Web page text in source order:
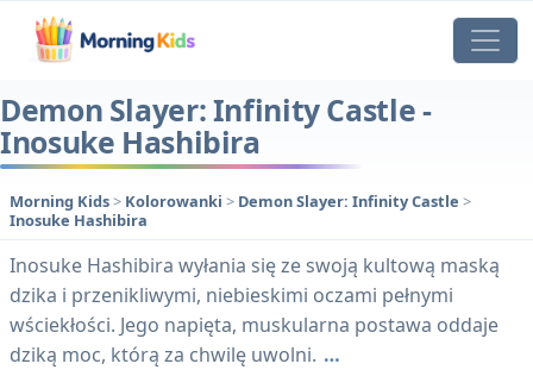
Demon Slayer: Infinity Castle -
Inosuke Hashibira
Morning Kids> Kolorowanki > Demon Slayer: Infinity Castle >
Inosuke Hashibira
Inosuke Hashibira wyłania się ze swoją kultową maską
dzika i przenikliwymi, niebieskimi oczami pełnymi
wściekłości. Jego napięta, muskularna postawa oddaje
dziką moc, którą za chwilę uwolni. …